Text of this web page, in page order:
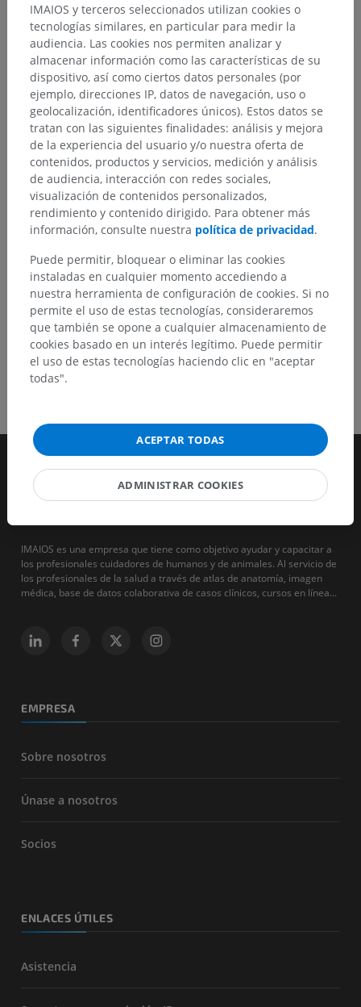
Traducciones
¿Ha detectado un error?
No dude en sugerir una corrección, traducción o
mejora de contenido.
Reportar un error
IMAIOS es una empresa que tiene como objetivo ayudar y capacitar a
los profesionales cuidadores de humanos y de animales. Al servicio de
los profesionales de la salud a través de atlas de anatomía, imagen
médica, base de datos colaborativa de casos clínicos, cursos en línea...
EMPRESA
Sobre nosotros
Únase a nosotros
Socios
ENLACES ÚTILES
Asistencia
IMAIOS y terceros seleccionados utilizan cookies o
tecnologías similares, en particular para medir la
audiencia. Las cookies nos permiten analizar y
almacenar información como las características de su
dispositivo, así como ciertos datos personales (por
ejemplo, direcciones IP, datos de navegación, uso o
geolocalización, identificadores únicos). Estos datos se
tratan con las siguientes finalidades: análisis y mejora
de la experiencia del usuario y/o nuestra oferta de
contenidos, productos y servicios, medición y análisis
de audiencia, interacción con redes sociales,
visualización de contenidos personalizados,
rendimiento y contenido dirigido. Para obtener más
información, consulte nuestra política de privacidad.
Puede permitir, bloquear o eliminar las cookies
instaladas en cualquier momento accediendo a
nuestra herramienta de configuración de cookies. Si no
permite el uso de estas tecnologías, consideraremos
que también se opone a cualquier almacenamiento de
cookies basado en un interés legítimo. Puede permitir
el uso de estas tecnologías haciendo clic en "aceptar
todas".
ACEPTAR TODAS
ADMINISTRAR COOKIES